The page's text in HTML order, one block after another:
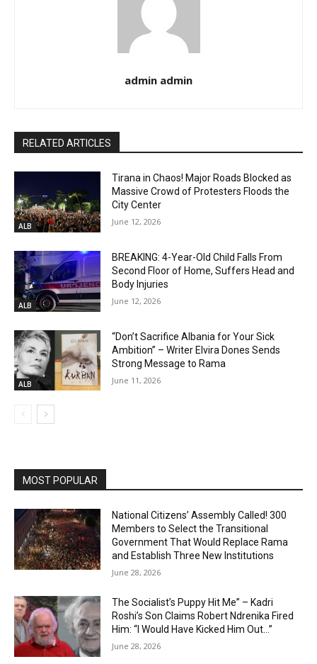
admin admin
RELATED ARTICLES
ALB
Tirana in Chaos! Major Roads Blocked as
Massive Crowd of Protesters Floods the
City Center
June 12, 2026
ALB
BREAKING: 4-Year-Old Child Falls From
Second Floor of Home, Suffers Head and
Body Injuries
June 12, 2026
ALB
“Don’t Sacrifice Albania for Your Sick
Ambition” – Writer Elvira Dones Sends
Strong Message to Rama
June 11, 2026
MOST POPULAR
National Citizens’ Assembly Called! 300
Members to Select the Transitional
Government That Would Replace Rama
and Establish Three New Institutions
June 28, 2026
The Socialist’s Puppy Hit Me” – Kadri
Roshi’s Son Claims Robert Ndrenika Fired
Him: “I Would Have Kicked Him Out…”
June 28, 2026